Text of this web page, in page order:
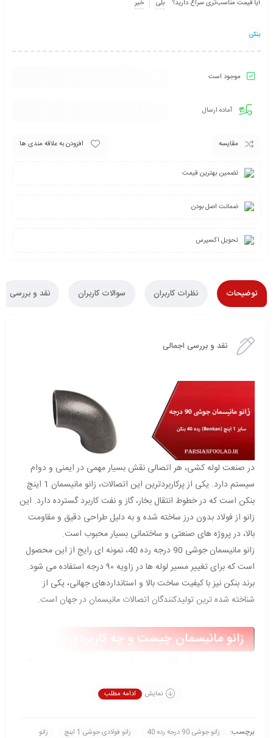
آیا قیمت مناسب‌تری سراغ دارید؟ بلی خیر
بنکن
موجود است
آماده ارسال
مقایسه افزودن به علاقه مندی ها
تضمین بهترین قیمت
ضمانت اصل بودن
تحویل اکسپرس
توضیحات نظرات کاربران سوالات کاربران نقد و بررسی
نقد و بررسی اجمالی
در صنعت لوله کشی، هر اتصالی نقش بسیار مهمی در ایمنی و دوام
سیستم دارد. یکی از پرکاربردترین این اتصالات، زانو مانیسمان 1 اینچ
بنکن است که در خطوط انتقال بخار، گاز و نفت کاربرد گسترده دارد. این
زانو از فولاد بدون درز ساخته شده و به دلیل طراحی دقیق و مقاومت
بالا، در پروژه های صنعتی و ساختمانی بسیار محبوب است.
زانو مانیسمان جوشی 90 درجه رده 40، نمونه ای رایج از این محصول
است که برای تغییر مسیر لوله ها در زاویه ۹۰ درجه استفاده می شود.
برند بنکن نیز با کیفیت ساخت بالا و استانداردهای جهانی، یکی از
شناخته شده ترین تولیدکنندگان اتصالات مانیسمان در جهان است.
زانو مانیسمان چیست و چه کاربردی دارد؟
در بدنه است. به عبارتی، این قطعه از یک تکه فولاد بدون درز تولید می
خوردگی می شود.
نمایش ادامه مطلب
برچسب: زانو جوشی 90 درجه رده 40 زانو فولادی جوشی 1 اینچ
زانو